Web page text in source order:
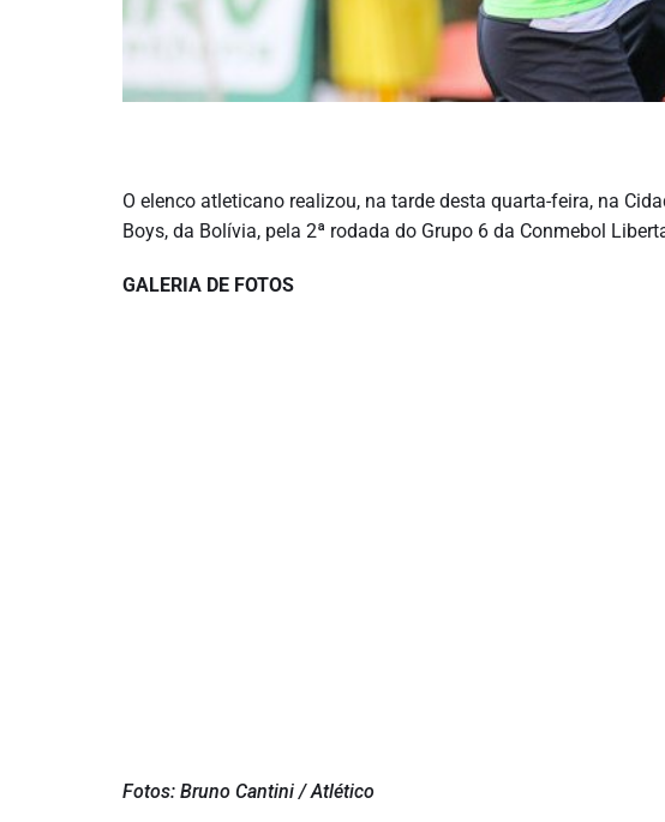
O elenco atleticano realizou, na tarde desta quarta-feira, na
Boys, da Bolívia, pela 2ª rodada do Grupo 6 da Conmebol
GALERIA DE FOTOS
Fotos: Bruno Cantini / Atlético